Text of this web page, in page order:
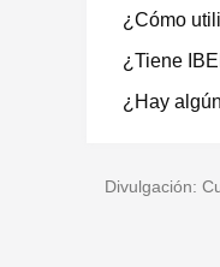
¿Cómo
¿Tiene
¿Hay
Divulgación: